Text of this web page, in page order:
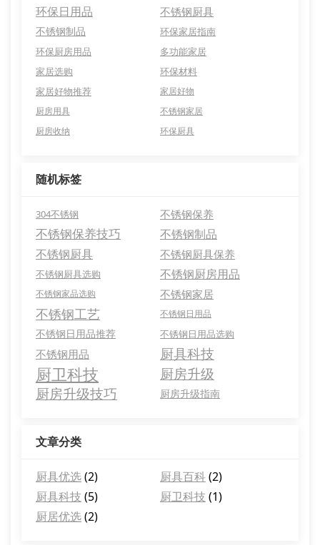
环保日用品
不锈钢厨具
不锈钢制品
环保家居指南
环保厨房用品
多功能家居
家居选购
环保材料
家居好物推荐
家居好物
厨房用具
不锈钢家居
厨房收纳
环保厨具
随机标签
304不锈钢 不锈钢保养
不锈钢保养技巧
不锈钢制品
不锈钢厨具
不锈钢厨具保养
不锈钢厨具选购 不锈钢厨房用品
不锈钢家品选购 不锈钢家居
不锈钢工艺 不锈钢日用品
不锈钢日用品推荐 不锈钢日用品选购
不锈钢用品 厨具科技
厨卫科技
厨房升级
厨房升级技巧
厨房升级指南
文章分类
厨具优选(2) 厨具百科(2)
厨具科技 (5) 厨卫科技 (1)
厨居优选(2)